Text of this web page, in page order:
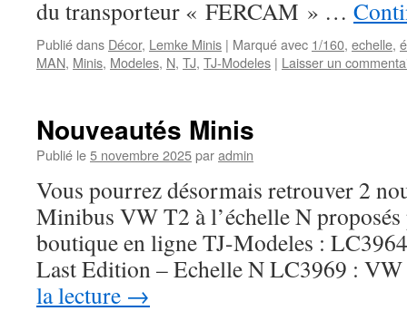
du transporteur « FERCAM » …
Publié dans Décor, Lemke Minis | Marqué avec 1/160, echelle,
MAN, Minis, Modeles, N, TJ, TJ-Modeles | Laisser un
Nouveautés Minis
Publié le5 novembre 2025paradmin
Vous pourrez désormais retrouver 2
Minibus VW T2 à l’échelle N
boutique en ligne TJ-Modeles :
Last Edition – Echelle N LC3969 :
la lecture →